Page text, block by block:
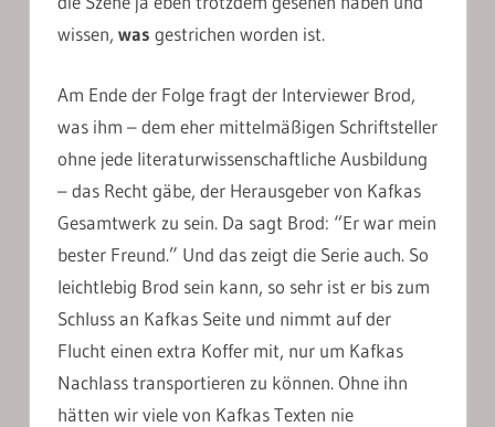
wissen, was gestrichen worden ist.
Am Ende der Folge fragt der Interviewer Brod,
was ihm – dem eher mittelmäßigen Schriftsteller
ohne jede literaturwissenschaftliche Ausbildung
– das Recht gäbe, der Herausgeber von Kafkas
Gesamtwerk zu sein. Da sagt Brod: “Er war mein
bester Freund.” Und das zeigt die Serie auch. So
leichtlebig Brod sein kann, so sehr ist er bis zum
Schluss an Kafkas Seite und nimmt auf der
Flucht einen extra Koffer mit, nur um Kafkas
Nachlass transportieren zu können. Ohne ihn
hätten wir viele von Kafkas Texten nie